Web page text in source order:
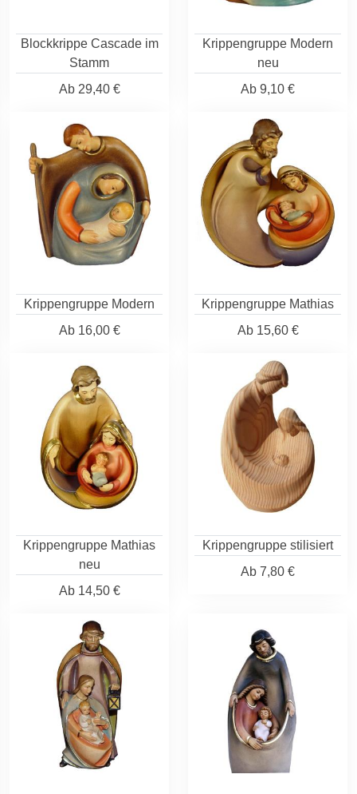
Blockkrippe Cascade im
Stamm
Ab29,40 €
Krippengruppe Modern
neu
Ab 9,10 €
Krippengruppe Modern
Ab16,00 €
Krippengruppe Mathias
Ab15,60 €
Krippengruppe Mathias
neu
Ab14,50 €
Krippengruppe stilisiert
Ab 7,80 €